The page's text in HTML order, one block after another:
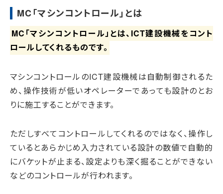
MC「マシンコントロール」とは
MC「マシンコントロール」とは、ICT建設機械をコント
ロールしてくれるものです。
マシンコントロールのICT建設機械は自動制御されるた
め、操作技術が低いオペレーターであっても設計のとお
りに施工することができます。
ただしすべてコントロールしてくれるのではなく、操作し
ているとあらかじめ入力されている設計の数値で自動的
にバケットが止まる、設定よりも深く掘ることができない
などのコントロールが行われます。